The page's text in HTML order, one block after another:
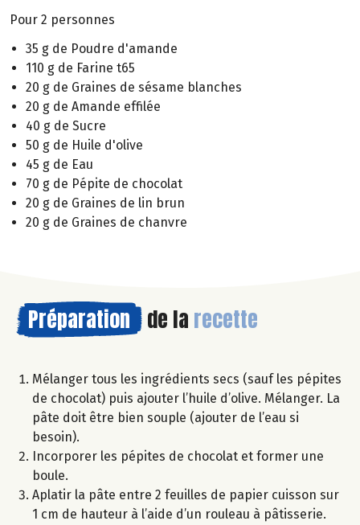
Pour 2 personnes
35 g de Poudre d'amande
110 g de Farine t65
20 g de Graines de sésame blanches
20 g de Amande effilée
40 g de Sucre
50 g de Huile d'olive
45 g de Eau
70 g de Pépite de chocolat
20 g de Graines de lin brun
20 g de Graines de chanvre
Préparation de la recette
Mélanger tous les ingrédients secs (sauf les pépites
de chocolat) puis ajouter l’huile d’olive. Mélanger. La
pâte doit être bien souple (ajouter de l’eau si
besoin).
Incorporer les pépites de chocolat et former une
boule.
Aplatir la pâte entre 2 feuilles de papier cuisson sur
1 cm de hauteur à l’aide d’un rouleau à pâtisserie.